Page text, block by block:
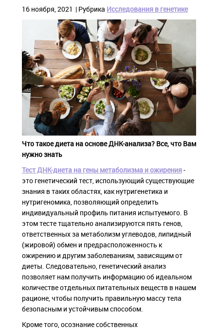
16 ноября, 2021 Рубрика Исследования в генетике
Что такое диета на основе ДНК-анализа? Все, что Вам
нужно знать
Тест ДНК-диета на гены метаболизма и ожирения-
это генетический тест, использующий существующие
знания в таких областях, как нутригенетика и
нутригеномика, позволяющий определить
индивидуальный профиль питания испытуемого. В
этом тесте тщательно анализируются пять генов,
ответственных за метаболизм углеводов, липидный
(жировой) обмен и предрасположенность к
ожирению и другим заболеваниям, зависящим от
диеты. Следовательно, генетический анализ
позволяет нам получить информацию об идеальном
количестве отдельных питательных веществ в нашем
рационе, чтобы получить правильную массу тела
безопасным и устойчивым способом.
Кроме того, осознание собственных